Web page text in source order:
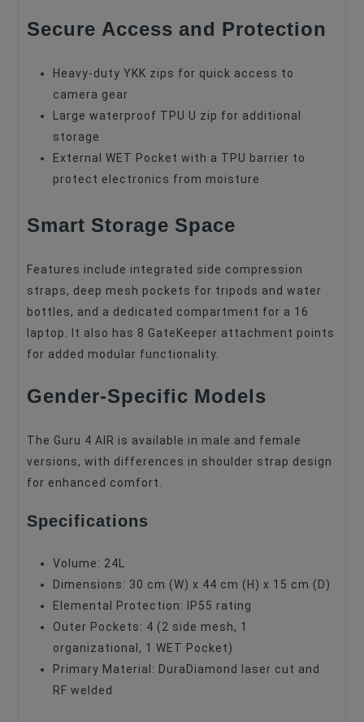
Secure Access and Protection
Heavy-duty YKK zips for quick access to
camera gear
Large waterproof TPU U zip for additional
storage
External WET Pocket with a TPU barrier to
protect electronics from moisture
Smart Storage Space
Features include integrated side compression
straps, deep mesh pockets for tripods and water
bottles, and a dedicated compartment for a 16
laptop. It also has 8 GateKeeper attachment points
for added modular functionality.
Gender-Specific Models
The Guru 4 AIR is available in male and female
versions, with differences in shoulder strap design
for enhanced comfort.
Specifications
Volume: 24L
Dimensions: 30 cm (W) x 44 cm (H) x 15 cm (D)
Elemental Protection: IP55 rating
Outer Pockets: 4 (2 side mesh, 1
organizational, 1 WET Pocket)
Primary Material: DuraDiamond laser cut and
RF welded